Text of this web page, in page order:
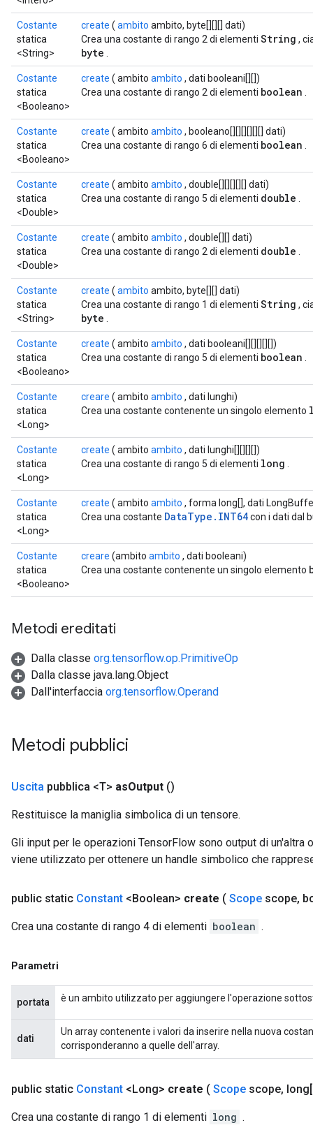
Costante
statica
<String>
create ( ambito ambito, byte[][][] dati)
Crea una costante di rango 2 di elementi String ,
byte
Costante
statica
<Booleano>
create ( ambito ambito , dati booleani[][])
Crea una costante di rango 2 di elementi boolean
Costante
statica
<Booleano>
create ( ambito ambito , booleano[][][][][][] dati)
Crea una costante di rango 6 di elementi boolean
Costante
statica
<Double>
create ( ambito ambito , double[][][][][] dati)
Crea una costante di rango 5 di elementi double
Costante
statica
<Double>
create ( ambito ambito , double[][] dati)
Crea una costante di rango 2 di elementi double
Costante
statica
<String>
create ( ambito ambito, byte[][] dati)
Crea una costante di rango 1 di elementi String ,
byte
Costante
statica
<Booleano>
create ( ambito ambito , dati booleani[][][][][])
Crea una costante di rango 5 di elementi boolean
Costante
statica
<Long>
creare ( ambito ambito , dati lunghi)
Crea una costante contenente un singolo elemento
Costante
statica
<Long>
create ( ambito ambito , dati lunghi[][][][])
Crea una costante di rango 5 di elementi long
Costante
statica
<Long>
create ( ambito ambito , forma long[], dati
Crea una costante DataType.INT64con i dati dal
Costante
statica
<Booleano>
creare (ambito ambito , dati booleani)
Crea una costante contenente un singolo elemento
Metodi ereditati
Dalla classe org.tensorflow.op.PrimitiveOp
Dalla classe java.lang.Object
Dall'interfaccia org.tensorflow.Operand
Metodi pubblici
Uscita pubblica <T> asOutput ()
Restituisce la maniglia simbolica di un tensore.
Gli input per le operazioni TensorFlow sono output di un'altra
viene utilizzato per ottenere un handle simbolico che
public static Constant <Boolean> create ( Scope scope,
Crea una costante di rango 4 di elementi boolean .
Parametri
portata è un ambito utilizzato per aggiungere l'operazione
dati
Un array contenente i valori da inserire nella nuova
corrisponderanno a quelle dell'array.
public static Constant <Long> create ( Scope scope,
Crea una costante di rango 1 di elementi long .